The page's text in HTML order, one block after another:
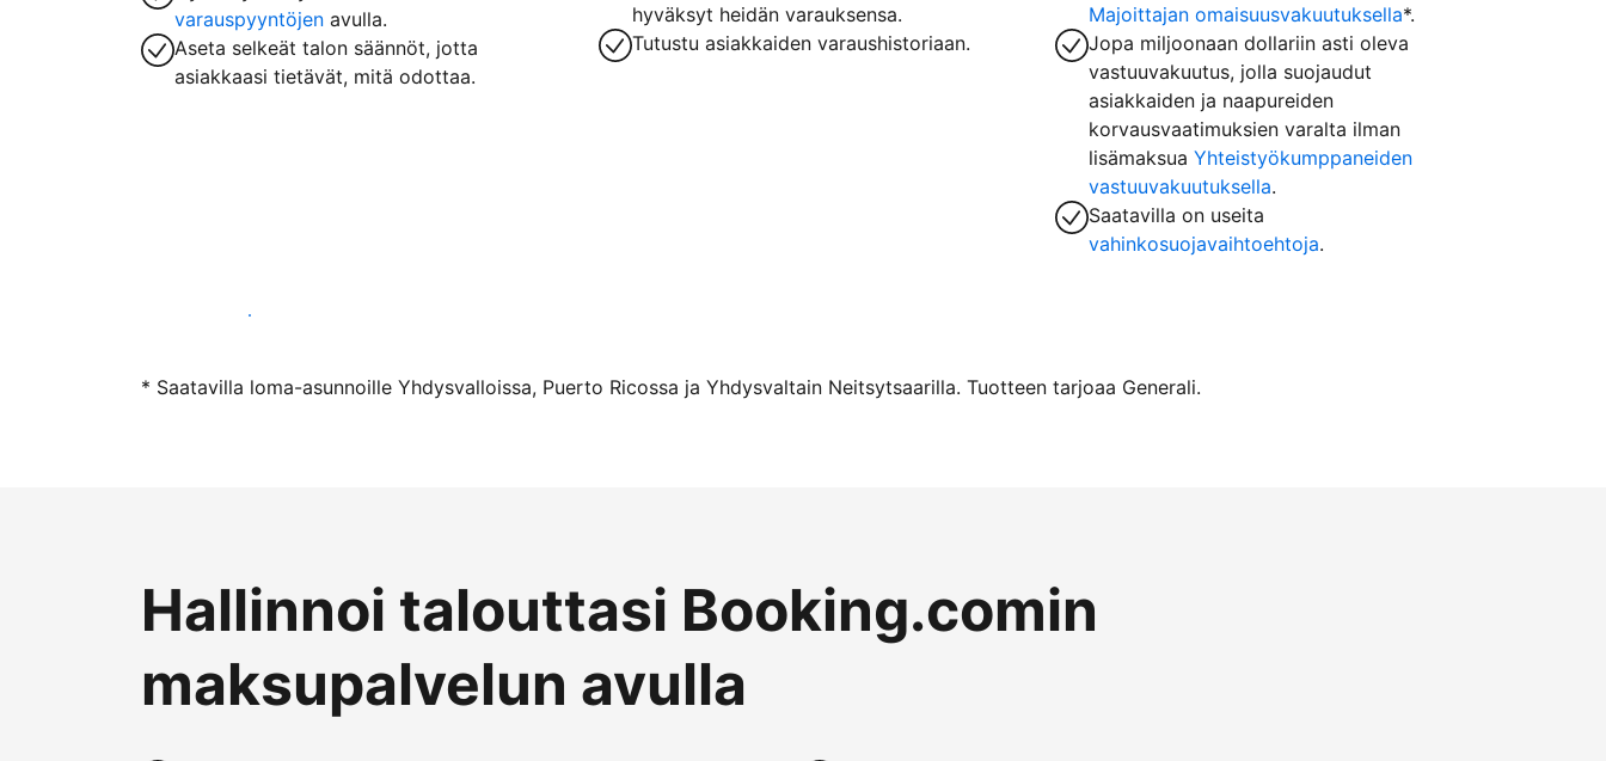
varauspyyntöjen avulla.
Aseta selkeät talon säännöt, jotta
asiakkaasi tietävät, mitä odottaa.
hyväksyt heidän varauksensa.
Tutustu asiakkaiden varaushistoriaan.
Majoittajan omaisuusvakuutuksella*.
Jopa miljoonaan dollariin asti oleva
vastuuvakuutus, jolla suojaudut
asiakkaiden ja naapureiden
korvausvaatimuksien varalta ilman
lisämaksuaYhteistyökumppaneiden
vastuuvakuutuksella.
Saatavilla on useita
vahinkosuojavaihtoehtoja.
Ryhdy majoittajaksi
* Saatavilla loma-asunnoille Yhdysvalloissa, Puerto Ricossa ja Yhdysvaltain Neitsytsaarilla. Tuotteen tarjoaa Generali.
Hallinnoi talouttasi Booking.comin
maksupalvelun avulla